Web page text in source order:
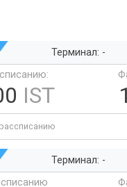
Терминал: -
IST
Терминал: -